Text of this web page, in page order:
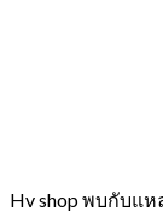
Hv shop พบกับแ